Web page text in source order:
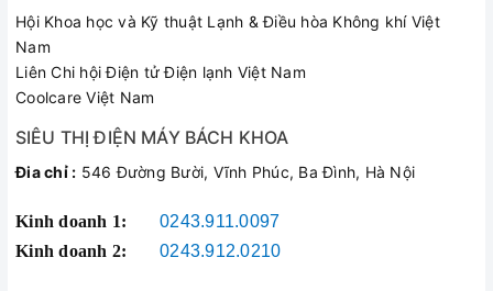
Hội Khoa học và Kỹ thuật Lạnh & Điều hòa Không khí Việt
Nam
Liên Chi hội Điện tử Điện lạnh Việt Nam
Coolcare Việt Nam
SIÊU THỊ ĐIỆN MÁY BÁCH KHOA
Đia chỉ : 546 Đường Bười, Vĩnh Phúc, Ba Đình, Hà Nội
Kinh doanh 1:
0243.911.0097
Kinh doanh 2:
0243.912.0210